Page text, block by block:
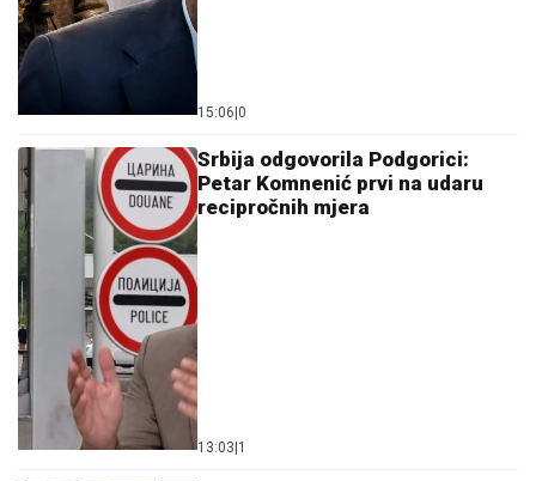
15:06 0
Srbija odgovorila Podgorici:
Petar Komnenić prvi na udaru
recipročnih mjera
13:03 1